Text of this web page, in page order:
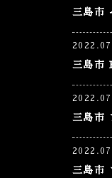
三島市
三島市
三島市
三島市